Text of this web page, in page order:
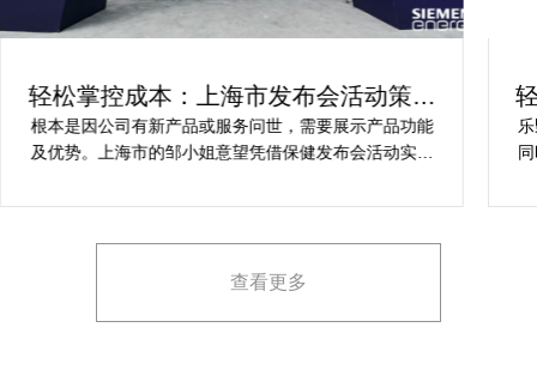
轻松掌控成本：上海市发布会活动策划
方案指南
根本是因公司有新产品或服务问世，需要展示产品功能
及优势。上海市的邹小姐意望凭借保健发布会活动实现
占有率。在策划时间里却遇到这些难题缺乏专业的产品
展示方案，以最大化媒体报道和消费者关注。
查看更多